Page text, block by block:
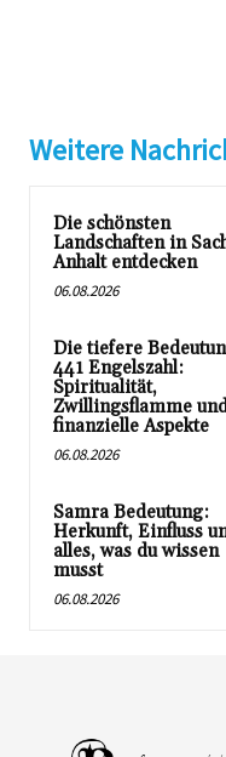
Weitere
Die schönsten
Landschaften in
Anhalt entdecken
06.08.2026
Die tiefere
441 Engelszahl:
Spiritualität,
Zwillingsflamme
finanzielle Aspekte
06.08.2026
Samra Bedeutung:
Herkunft, Einfluss
alles, was du wissen
musst
06.08.2026